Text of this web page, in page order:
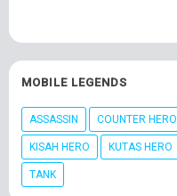
MOBILE LEGENDS
ASSASSIN COUNTER HERO
KISAH HERO KUTAS HERO
TANK